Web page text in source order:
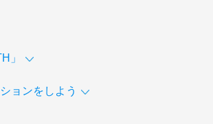
」
ョンをしよう